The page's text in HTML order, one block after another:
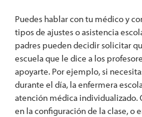
Puedes hablar con tu médico y
tipos de ajustes o asistencia
padres pueden decidir solicitar
escuela que le dice a los
apoyarte. Por ejemplo, si
durante el día, la enfermera
atención médica individualizado.
en la configuración de la clase, o